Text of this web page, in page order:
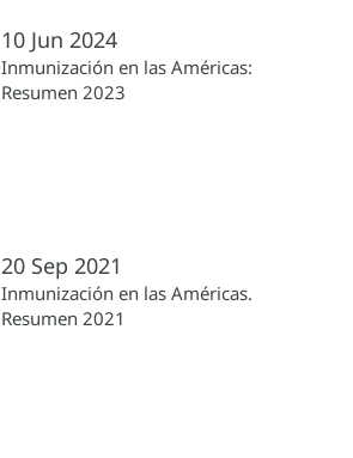
10 Jun 2024
Inmunización en las Américas:
Resumen 2023
20 Sep 2021
Inmunización en las Américas.
Resumen 2021